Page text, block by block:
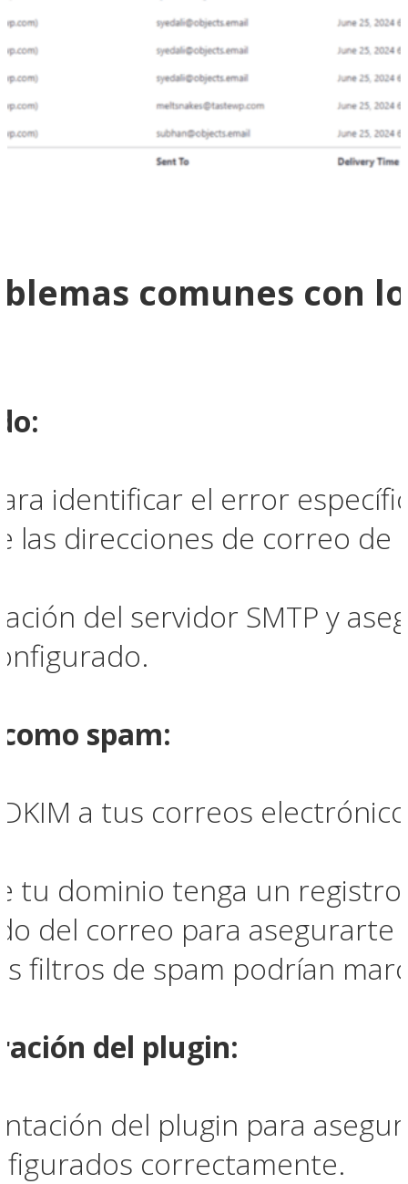
comunes con
:
identificar el error
las direcciones de correo de
del servidor SMTP y
spam:
a tus correos
tu dominio tenga un registro
del correo para
filtros de spam podrían
del plugin:
del plugin para
correctamente.